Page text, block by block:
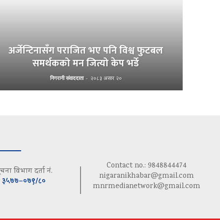
अर्जेन्टिनासँग पराजित भए पनि विश्व फुटबल
समर्थकको मन जित्यो केप भर्डे
निगरानी संवाददाता - २०८३ असार २०
विभाग दर्ता नं.
३५७७–०७९/८०
Contact no.: 9848844474
nigaranikhabar@gmail.com
mnrmedianetwork@gmail.com